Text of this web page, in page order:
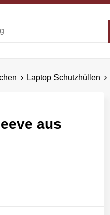
Laptop Schutzhüllen
aus